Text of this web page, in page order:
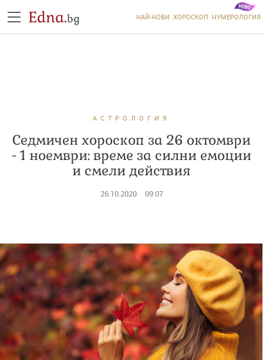
Edna.bg НАЙ-НОВИ ХОРОСКОП НУМЕРОЛОГИЯ
АСТРОЛОГИЯ
Седмичен хороскоп за 26 октомври
- 1 ноември: време за силни емоции
и смели действия
26.10.2020 09:07